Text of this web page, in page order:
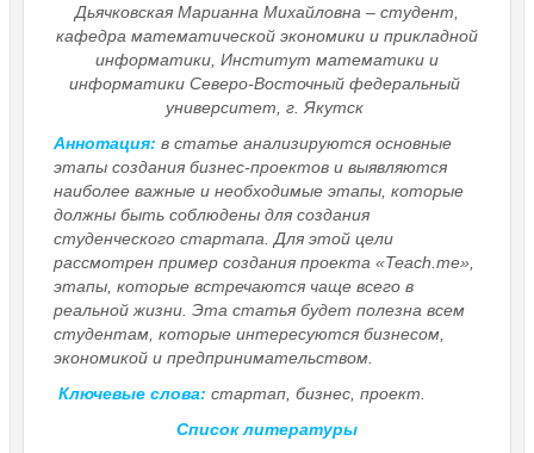
Дьячковская Марианна Михайловна – студент,
кафедра математической экономики и прикладной
информатики, Институт математики и
информатики Северо-Восточный федеральный
университет, г. Якутск
Аннотация: в статье анализируются основные
этапы создания бизнес-проектов и выявляются
наиболее важные и необходимые этапы, которые
должны быть соблюдены для создания
студенческого стартапа. Для этой цели
рассмотрен пример создания проекта «Teach.me»,
этапы, которые встречаются чаще всего в
реальной жизни. Эта статья будет полезна всем
студентам, которые интересуются бизнесом,
экономикой и предпринимательством.
Ключевые слова: стартап, бизнес, проект.
Список литературы